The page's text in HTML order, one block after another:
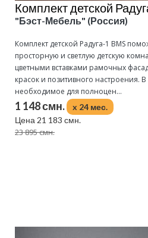
Комплект детской
"Бэст-Мебель" (Россия)
Комплект детской Радуга-1 BMS
просторную и светлую детскую
цветными вставками рамочных
красок и позитивного настроения. В
необходимое для полноцен...
1 148 смн.
x 24 мес.
Цена 21 183 смн.
23 895 смн.